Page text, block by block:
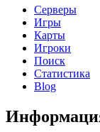
Серверы
Игры
Карты
Игроки
Поиск
Статистика
Blog